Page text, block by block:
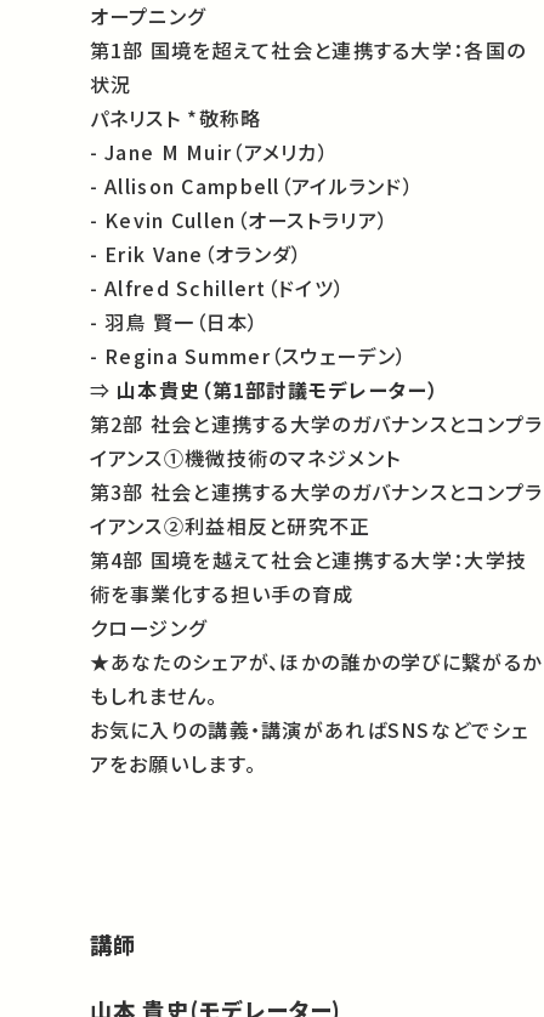
オープニング
第1部 国境を超えて社会と連携する大学：各国の
状況
パネリスト *敬称略
- Jane M Muir（アメリカ）
- Allison Campbell（アイルランド）
- Kevin Cullen（オーストラリア）
- Erik Vane（オランダ）
- Alfred Schillert（ドイツ）
- 羽鳥 賢一（日本）
- Regina Summer（スウェーデン）
⇒ 山本貴史（第1部討議モデレーター）
第2部 社会と連携する大学のガバナンスとコンプラ
イアンス①機微技術のマネジメント
第3部 社会と連携する大学のガバナンスとコンプラ
イアンス②利益相反と研究不正
第4部 国境を越えて社会と連携する大学：大学技
術を事業化する担い手の育成
クロージング
★あなたのシェアが、ほかの誰かの学びに繋がるか
もしれません。
お気に入りの講義・講演があればSNSなどでシェ
アをお願いします。
講師
山本 貴史(モデレーター)